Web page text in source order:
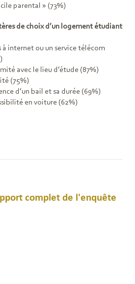
parental » (73%)
de choix d’un logement étudiant
à internet ou un service télécom
avec le lieu d’étude (87%)
(75%)
d’un bail et sa durée (69%)
en voiture(62%)
complet de l'enquête